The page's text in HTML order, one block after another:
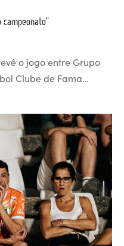
o jogo entre Grupo
Clube de Fama…